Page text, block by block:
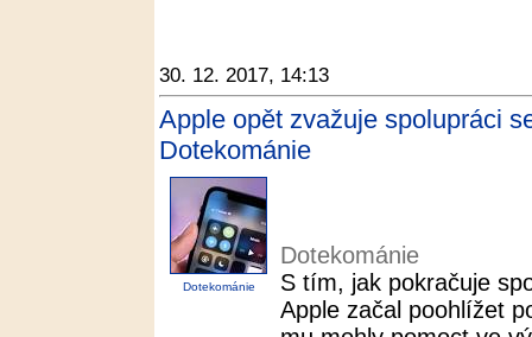
30. 12. 2017, 14:13
Apple opět zvažuje spolupráci
Dotekománie
Dotekománie
Dotekománie
S tím, jak pokračuje
Apple začal poohlížet